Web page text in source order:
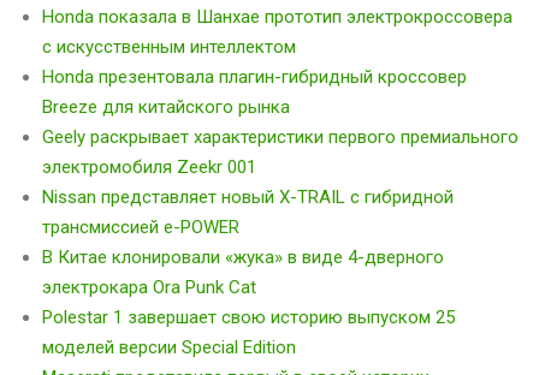
Honda показала в Шанхае прототип электрокроссовера
с искусственным интеллектом
Honda презентовала плагин-гибридный кроссовер
Breeze для китайского рынка
Geely раскрывает характеристики первого премиального
электромобиля Zeekr 001
Nissan представляет новый X-TRAIL с гибридной
трансмиссией e-POWER
В Китае клонировали «жука» в виде 4-дверного
электрокара Ora Punk Cat
Polestar 1 завершает свою историю выпуском 25
моделей версии Special Edition